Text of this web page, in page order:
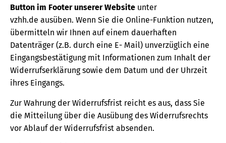
Button im Footer unserer Website unter
vzhh.de ausüben. Wenn Sie die Online-Funktion nutzen,
übermitteln wir Ihnen auf einem dauerhaften
Datenträger (z.B. durch eine E- Mail) unverzüglich eine
Eingangsbestätigung mit Informationen zum Inhalt der
Widerrufserklärung sowie dem Datum und der Uhrzeit
ihres Eingangs.
Zur Wahrung der Widerrufsfrist reicht es aus, dass Sie
die Mitteilung über die Ausübung des Widerrufsrechts
vor Ablauf der Widerrufsfrist absenden.